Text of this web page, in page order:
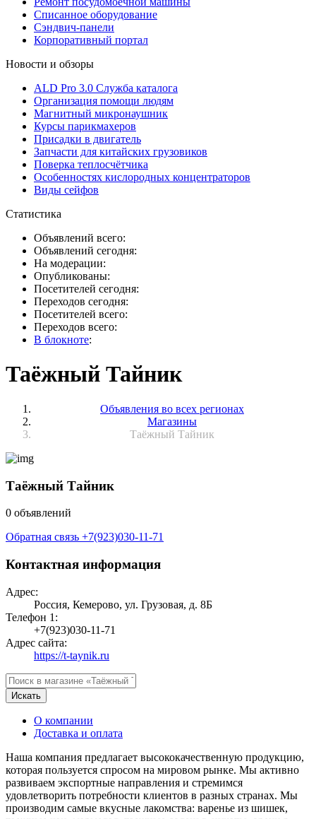
Списанное оборудование
Сэндвич-панели
Корпоративный портал
Новости и обзоры
ALD Pro 3.0 Служба каталога
Организация помощи людям
Магнитный микронаушник
Курсы парикмахеров
Присадки в двигатель
Запчасти для китайских грузовиков
Поверка теплосчётчика
Особенностях кислородных концентраторов
Виды сейфов
Статистика
Объявлений всего:
Объявлений сегодня:
На модерации:
Опубликованы:
Посетителей сегодня:
Переходов сегодня:
Посетителей всего:
Переходов всего:
В блокноте:
Таёжный Тайник
Объявления во всех регионах
Магазины
Таёжный Тайник
Таёжный Тайник
0 объявлений
Обратная связь +7(923)030-11-71
Контактная информация
Адрес:
Россия, Кемерово, ул. Грузовая, д. 8Б
Телефон 1:
+7(923)030-11-71
Адрес сайта:
https://t-taynik.ru
Искать
О компании
Доставка и оплата
Наша компания предлагает высококачественную продукцию,
которая пользуется спросом на мировом рынке. Мы активно
развиваем экспортные направления и стремимся
удовлетворить потребности клиентов в разных странах. Мы
производим самые вкусные лакомства: варенье из шишек,